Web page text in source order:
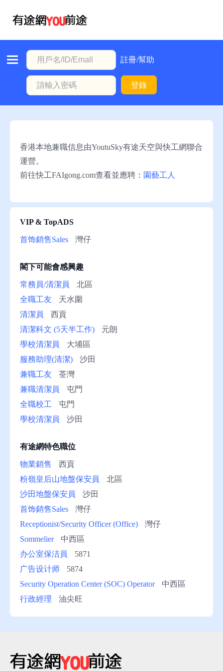
註冊/幫助
登錄
首
本
信
息
冊/
幫
助
香港本地兼職信息由YoutuSky有途天空與快工網聯合
運營。
前往快工FAIgong.com查看並應聘： 園藝工人
VIP & TopADS
首饰銷售Sales 灣仔
閣下可能會感興趣
常務員/清潔員
北區
全職工友
天水圍
清潔員
西貢
清潔科文 (5天半工作)
元朗
學校清潔員
大埔區
服務助理(清潔)
沙田
兼職工友
荃灣
兼職清潔員
屯門
全職校工
屯門
學校清潔員
沙田
有途網特色職位
物業銷售
西貢
粉嶺皇后山地盤保安員
北區
沙田地盤保安員
沙田
首饰銷售Sales
灣仔
Receptionist/Security Officer (Office)
灣仔
Sommelier
中西區
办公室保洁員
5871
广告设计师
5874
Security Operation Center (SOC) Operator
中西區
行政經理
油尖旺